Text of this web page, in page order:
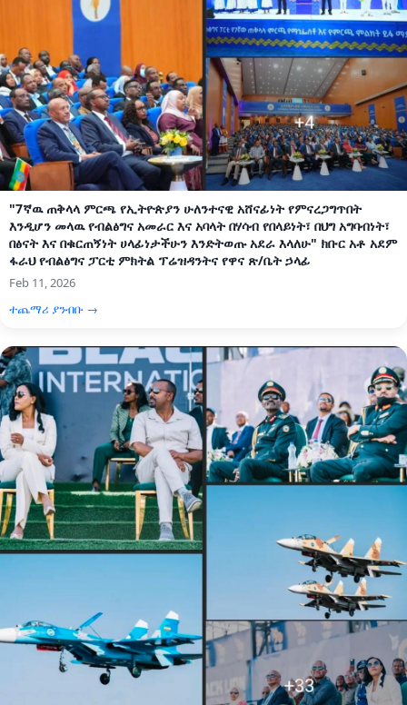
"7ኛዉ ጠቅላላ ምርጫ የኢትዮጵያን ሁለንተናዊ አሸናፊነት የምናረጋግጥበት
እንዲሆን መላዉ የብልፅግና አመራር እና አባላት በሃሳብ የበላይነት፣ በህግ አግባብነት፣
በፅናት እና በቁርጠኝነት ሀላፊነታችሁን እንድትወጡ አደራ እላለሁ" ክቡር አቶ አደም
ፋራህ የብልፅግና ፓርቲ ምክትል ፕሬዝዳንትና የዋና ጽ/ቤት ኃላፊ
Feb 11, 2026
ተጨማሪ ያንብቡ →